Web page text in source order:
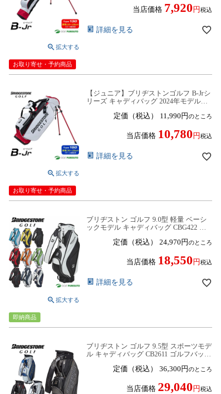
当店価格 7,920 税込
詳細を見る
お取り寄せ・予約商品
【ジュニア】ブリヂストンゴルフ B-Jrシ
リーズ キャディバッグ 2024年モデル
ュニア TYPE150 ジュニア]【■B■】
定価（税込） 11,990 のところ
当店価格 10,780 税込
詳細を見る
お取り寄せ・予約商品
ブリヂストン ゴルフ 9.0型 軽量 ベーシ
ックモデル キャディバッグ CBG422 ゴ
ト刻印無料！ 2025年春夏モデル
定価（税込） 24,970 のところ
当店価格 18,550 税込
詳細を見る
即納商品
ブリヂストン ゴルフ 9.5型 スポーツモデ
ル キャディバッグ CB2611 ゴルフバッグ
料！ 2026年モデル BRIDGESTONE
定価（税込） 36,300 のところ
当店価格 29,040 税込